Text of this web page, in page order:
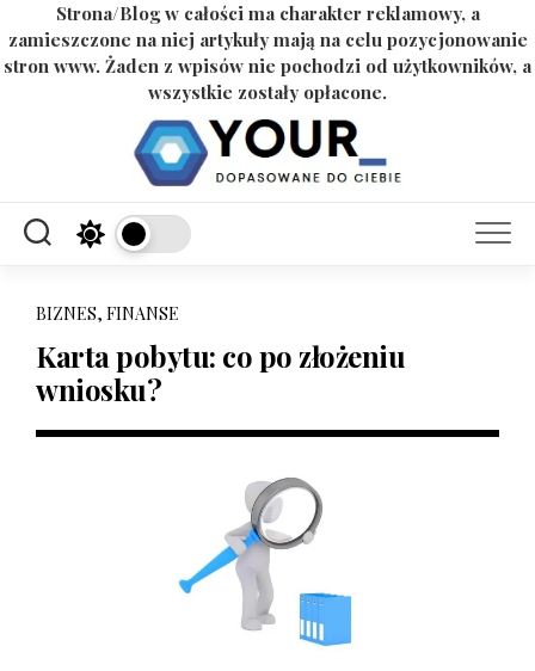
Strona/Blog w całości ma charakter reklamowy, a
zamieszczone na niej artykuły mają na celu pozycjonowanie
stron www. Żaden z wpisów nie pochodzi od użytkowników, a
wszystkie zostały opłacone.
BIZNES, FINANSE
Karta pobytu: co po złożeniu
wniosku?